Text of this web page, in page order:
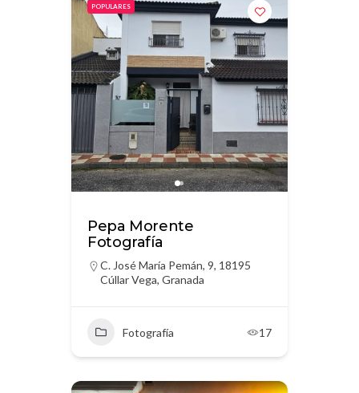
POPULARES
Pepa Morente
Fotografía
C. José María Pemán, 9, 18195
Cúllar Vega, Granada
Fotografía 17